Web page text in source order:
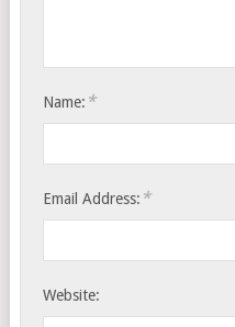
Name: *
Email Address: *
Website: